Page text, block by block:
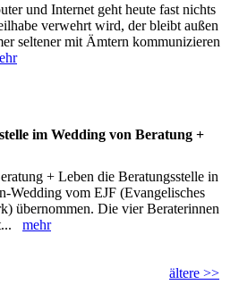
und Internet geht heute fast nichts
verwehrt wird, der bleibt außen
seltener mit Ämtern kommunizieren
im Wedding von Beratung +
+ Leben die Beratungsstelle in
Wedding vom EJF (Evangelisches
übernommen. Die vier Beraterinnen
mehr
ältere >>